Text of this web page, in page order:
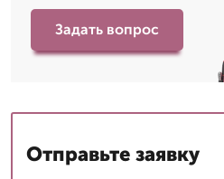
Задать вопрос
Отправьте заявку